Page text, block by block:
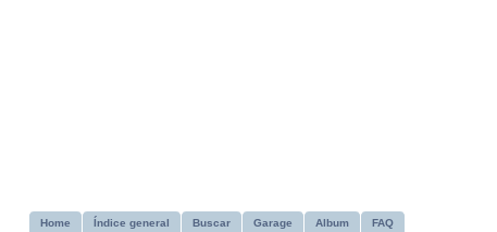
Home Índice general Buscar Garage Album FAQ